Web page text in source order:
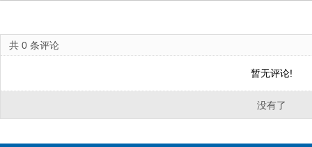
共 0 条评论
暂无评论!
没有了